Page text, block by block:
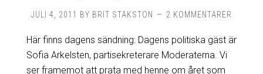
JULI 4, 2011 BY BRIT STAKSTON 2 KOMMENTARER
Här finns dagens sändning: Dagens politiska gäst är
Sofia Arkelsten, partisekreterare Moderaterna. Vi
ser framemot att prata med henne om året som